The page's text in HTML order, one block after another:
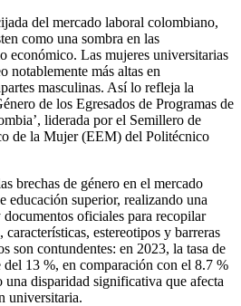
del mercado laboral colombiano,
como una sombra en las
económico. Las mujeres universitarias
notablemente más altas en
masculinas. Así lo refleja la
de los Egresados de Programas de
liderada por el Semillero de
de la Mujer (EEM) del Politécnico
brechas de género en el mercado
educación superior, realizando una
documentos oficiales para recopilar
estereotipos y barreras
son contundentes: en 2023, la tasa de
del 13 %, en comparación con el 8.7 %
una disparidad significativa que afecta
universitaria.